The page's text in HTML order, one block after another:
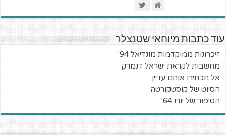
עוד כתבות מיוחאי שטנצלר
זיכרונות ממוקדמות מונדיאל 94'
מחשבות לקראת ישראל דנמרק
אל תכתירו אותם עדיין
הסיוט של קוסטקורטה
הסיפור של יורו 64'